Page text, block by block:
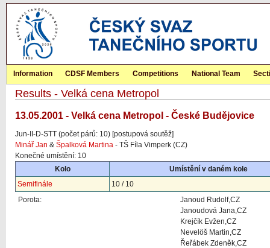
Information CDSF Members Competitions National Team
Results - Velká cena Metropol
13.05.2001 - Velká cena Metropol - České Budějovice
Jun-II-D-STT (počet párů: 10) [postupová soutěž]
Minář Jan & Špalková Martina - TŠ Fíla Vimperk (CZ)
Konečné umístění: 10
Kolo
Umístění v daném kole
Semifinále
10 / 10
Porota:
Janoud Rudolf,CZ
Janoudová Jana,CZ
Krejčík Evžen,CZ
Nevelöš Martin,CZ
Řeřábek Zdeněk,CZ